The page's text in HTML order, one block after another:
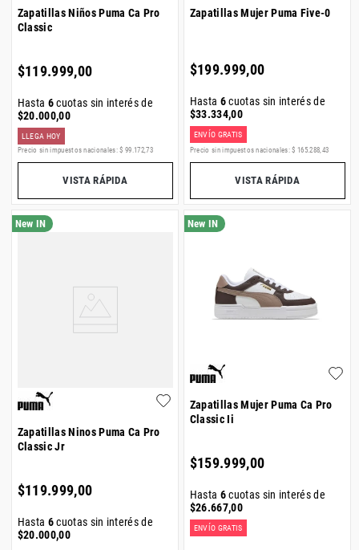
Zapatillas Niños Puma Ca Pro
Classic
$119.999,00
Hasta 6cuotas sin interés de
$20.000,00
LLEGA HOY
Precio sin impuestos nacionales: $ 99 172,73
VISTA RÁPIDA
Zapatillas Mujer Puma Five-0
$199.999,00
Hasta 6cuotas sin interés de
$33.334,00
ENVÍO GRATIS
Precio sin impuestos nacionales: $ 165.288 43
VISTA RÁPIDA
Zapatillas Ninos Puma Ca Pro
Classic Jr
$119.999,00
Hasta 6cuotas sin interés de
$20.000,00
Zapatillas Mujer Puma Ca Pro
Classic Ii
$159.999,00
Hasta 6cuotas sin interés de
$26.667,00
ENVÍO GRATIS